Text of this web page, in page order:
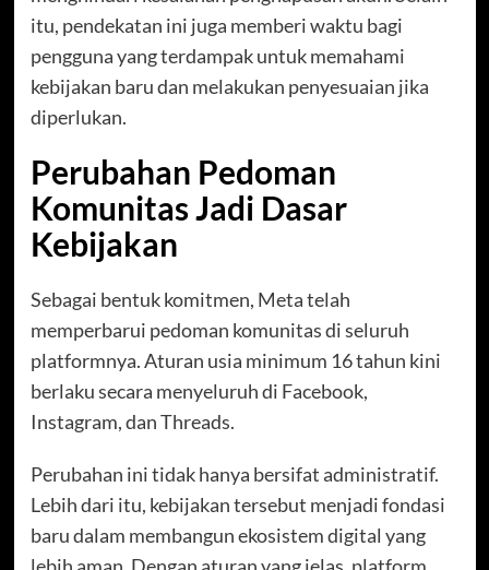
itu, pendekatan ini juga memberi waktu bagi
pengguna yang terdampak untuk memahami
kebijakan baru dan melakukan penyesuaian jika
diperlukan.
Perubahan Pedoman
Komunitas Jadi Dasar
Kebijakan
Sebagai bentuk komitmen, Meta telah
memperbarui pedoman komunitas di seluruh
platformnya. Aturan usia minimum 16 tahun kini
berlaku secara menyeluruh di Facebook,
Instagram, dan Threads.
Perubahan ini tidak hanya bersifat administratif.
Lebih dari itu, kebijakan tersebut menjadi fondasi
baru dalam membangun ekosistem digital yang